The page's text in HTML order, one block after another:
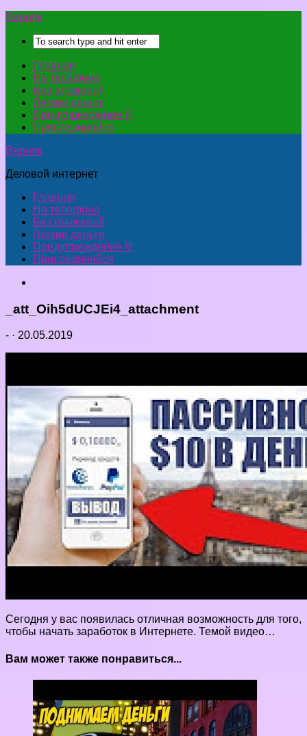
Верняк
Главная
На телефоне
Без вложений
Легкие деньги
Предупреждение !!!
Присоединяйся
Верняк
Деловой интернет
Главная
На телефоне
Без вложений
Легкие деньги
Предупреждение !!!
Присоединяйся
_att_Oih5dUCJEi4_attachment
- · 20.05.2019
Сегодня у вас появилась отличная возможность для того,
чтобы начать заработок в Интернете. Темой видео…
Вам может также понравиться...